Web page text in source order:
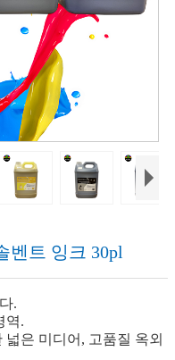
벤트 잉크 30pl
.
역.
은 미디어, 고품질 옥외